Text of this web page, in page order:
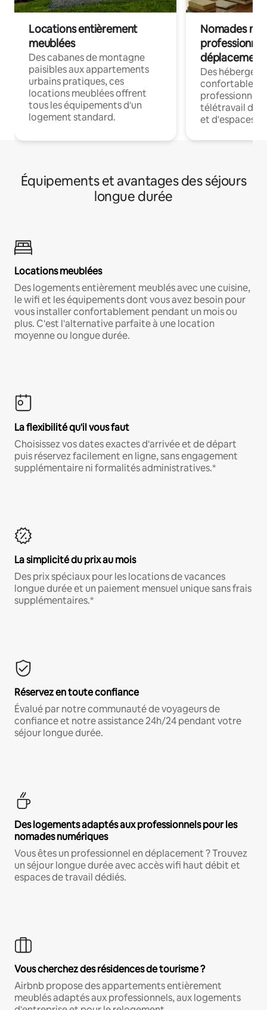
Locations entièrement
meublées
Des cabanes de montagne
paisibles aux appartements
urbains pratiques, ces
locations meublées offrent
tous les équipements d'un
logement standard.
Nomades
déplacement
Des
confortables
professionnels
télétravail
et d'espaces
Équipements et avantages des séjours
longue durée
Locations meublées
Des logements entièrement meublés avec une cuisine,
le wifi et les équipements dont vous avez besoin pour
vous installer confortablement pendant un mois ou
plus. C'est l'alternative parfaite à une location
moyenne ou longue durée.
La flexibilité qu'il vous faut
Choisissez vos dates exactes d'arrivée et de départ
puis réservez facilement en ligne, sans engagement
supplémentaire ni formalités administratives.*
La simplicité du prix au mois
Des prix spéciaux pour les locations de vacances
longue durée et un paiement mensuel unique sans frais
supplémentaires.*
Réservez en toute confiance
Évalué par notre communauté de voyageurs de
confiance et notre assistance 24h/24 pendant votre
séjour longue durée.
Des logements adaptés aux professionnels pour les
nomades numériques
Vous êtes un professionnel en déplacement ? Trouvez
un séjour longue durée avec accès wifi haut débit et
espaces de travail dédiés.
Vous cherchez des résidences de tourisme ?
Airbnb propose des appartements entièrement
meublés adaptés aux professionnels, aux logements